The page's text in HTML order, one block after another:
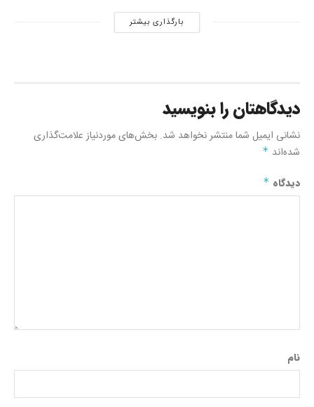
بارگذاری بیشتر
دیدگاهتان را بنویسید
نشانی ایمیل شما منتشر نخواهد شد.بخش‌های موردنیاز علامت‌گذاری
شده‌اند*
دیدگاه*
نام